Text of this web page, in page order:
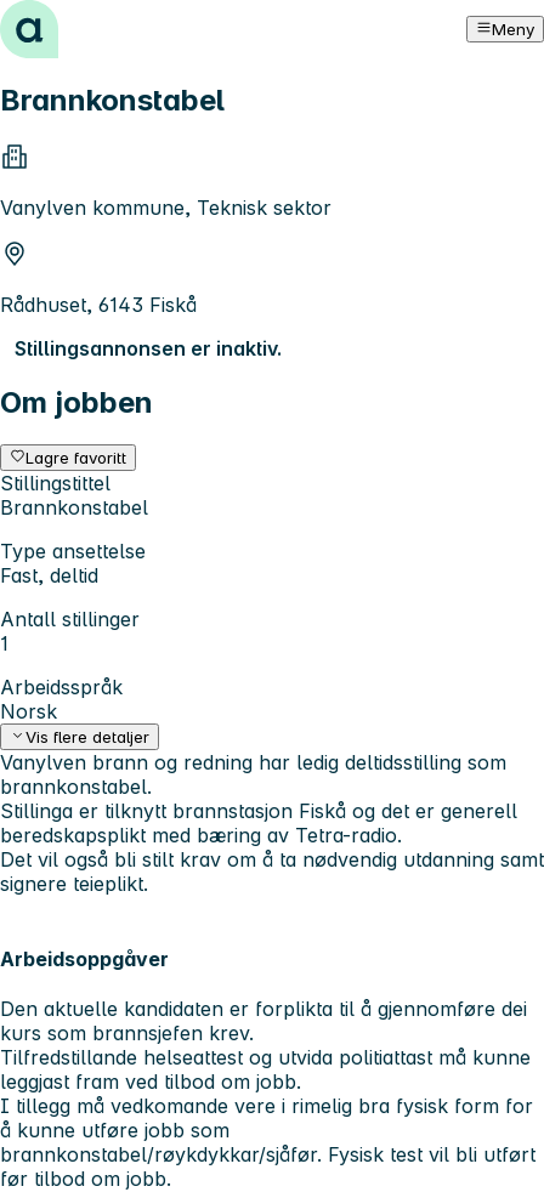
Hopp til innhold Meny
Brannkonstabel
Vanylven kommune, Teknisk sektor
Rådhuset, 6143 Fiskå
Stillingsannonsen er inaktiv.
Om jobben
Lagre favoritt
Stillingstittel
Brannkonstabel
Type ansettelse
Fast, deltid
Antall stillinger
1
Arbeidsspråk
Norsk
Vis flere detaljer
Vanylven brann og redning har ledig deltidsstilling som
brannkonstabel.
Stillinga er tilknytt brannstasjon Fiskå og det er generell
beredskapsplikt med bæring av Tetra-radio.
Det vil også bli stilt krav om å ta nødvendig utdanning samt
signere teieplikt.
Arbeidsoppgåver
Den aktuelle kandidaten er forplikta til å gjennomføre dei
kurs som brannsjefen krev.
Tilfredstillande helseattest og utvida politiattast må kunne
leggjast fram ved tilbod om jobb.
I tillegg må vedkomande vere i rimelig bra fysisk form for
å kunne utføre jobb som
brannkonstabel/røykdykkar/sjåfør. Fysisk test vil bli utført
før tilbod om jobb.